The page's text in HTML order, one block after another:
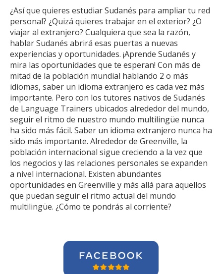
¿Así que quieres estudiar Sudanés para ampliar tu red
personal? ¿Quizá quieres trabajar en el exterior? ¿O
viajar al extranjero? Cualquiera que sea la razón,
hablar Sudanés abrirá esas puertas a nuevas
experiencias y oportunidades. ¡Aprende Sudanés y
mira las oportunidades que te esperan! Con más de
mitad de la población mundial hablando 2 o más
idiomas, saber un idioma extranjero es cada vez más
importante. Pero con los tutores nativos de Sudanés
de Language Trainers ubicados alrededor del mundo,
seguir el ritmo de nuestro mundo multilingüe nunca
ha sido más fácil. Saber un idioma extranjero nunca ha
sido más importante. Alrededor de Greenville, la
población internacional sigue creciendo a la vez que
los negocios y las relaciones personales se expanden
a nivel internacional. Existen abundantes
oportunidades en Greenville y más allá para aquellos
que puedan seguir el ritmo actual del mundo
multilingüe. ¿Cómo te pondrás al corriente?